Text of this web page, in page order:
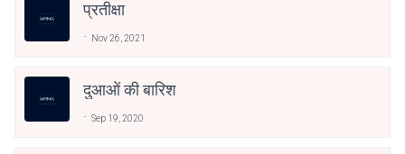
प्रतीक्षा
Nov 26, 2021
दुआओं की बारिश
Sep 19, 2020